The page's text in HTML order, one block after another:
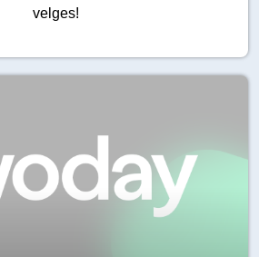
velges!